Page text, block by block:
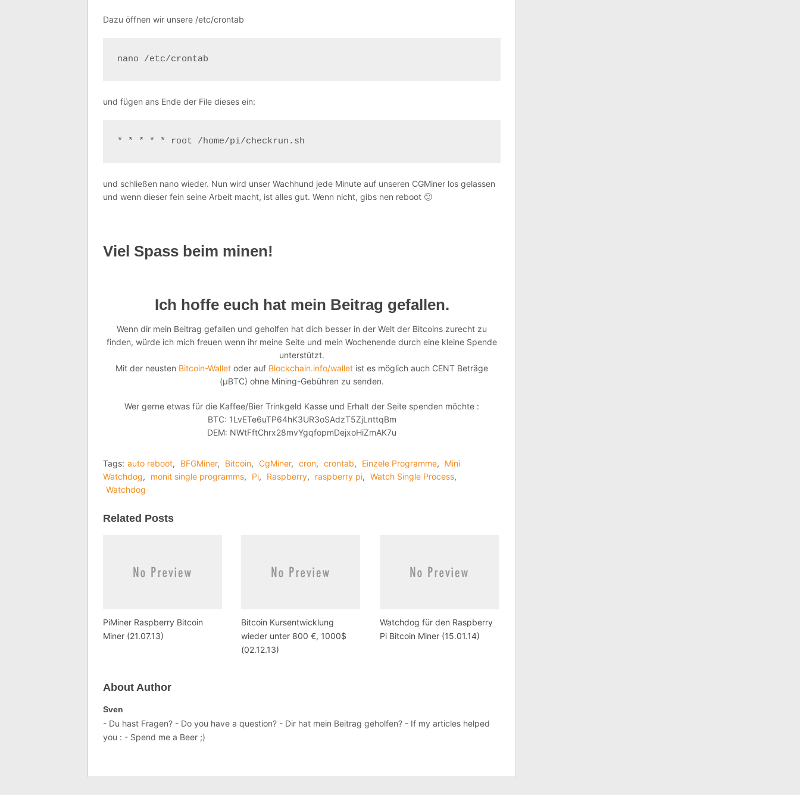
Dazu öffnen wir unsere /etc/crontab
nano /etc/crontab
und fügen ans Ende der File dieses ein:
* * * * * root /home/pi/checkrun.sh
und schließen nano wieder. Nun wird unser Wachhund jede Minute auf unseren CGMiner los gelassen
und wenn dieser fein seine Arbeit macht, ist alles gut. Wenn nicht, gibs nen reboot 🙂
Viel Spass beim minen!
Ich hoffe euch hat mein Beitrag gefallen.
Wenn dir mein Beitrag gefallen und geholfen hat dich besser in der Welt der Bitcoins zurecht zu
finden, würde ich mich freuen wenn ihr meine Seite und mein Wochenende durch eine kleine Spende
unterstützt.
Mit der neusten Bitcoin-Wallet oder auf Blockchain.info/wallet ist es möglich auch CENT Beträge
(µBTC) ohne Mining-Gebühren zu senden.
Wer gerne etwas für die Kaffee/Bier Trinkgeld Kasse und Erhalt der Seite spenden möchte :
BTC: 1LvETe6uTP64hK3UR3oSAdzT5ZjLnttqBm
DEM: NWtFftChrx28mvYgqfopmDejxoHiZmAK7u
Tags: auto reboot, BFGMiner, Bitcoin, CgMiner, cron, crontab, Einzele Programme,
Mini
Watchdog, monit single programms, Pi, Raspberry, raspberry pi, Watch Single Process,
Watchdog
Related Posts
PiMiner Raspberry Bitcoin
Miner (21.07.13)
Bitcoin Kursentwicklung
wieder unter 800 €, 1000$
(02.12.13)
Watchdog für den Raspberry
Pi Bitcoin Miner (15.01.14)
About Author
Sven
- Du hast Fragen? - Do you have a question? - Dir hat mein Beitrag geholfen? - If my articles helped
you : - Spend me a Beer ;)